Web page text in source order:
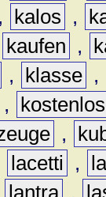
, kalos ,
kaufen ,
, klasse ,
,
kostenlos
,
lacetti ,
lantra ,